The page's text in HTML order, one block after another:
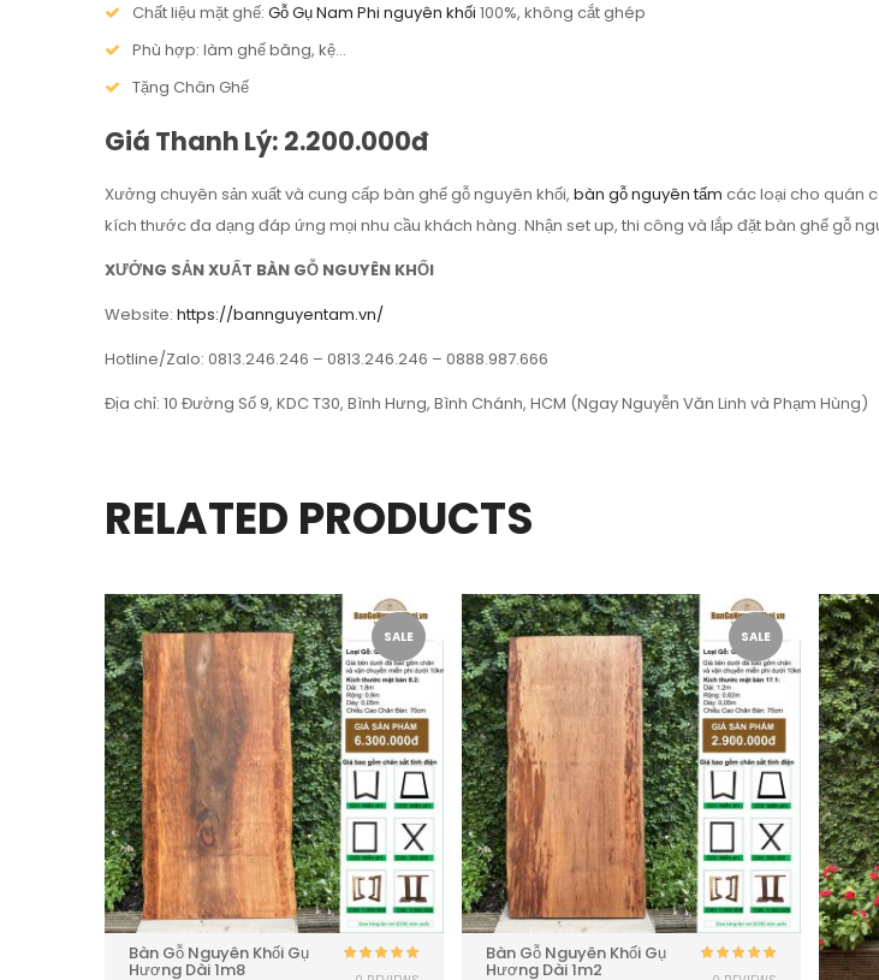
Chất liệu mặt ghế: Gỗ Gụ Nam Phi nguyên khối 100%, không cắt ghép
Phù hợp: làm ghế băng, kệ…
Tặng Chân Ghế
Giá Thanh Lý: 2.200.000đ
Xưởng chuyên sản xuất và cung cấp bàn ghế gỗ nguyên khối, bàn gỗ nguyên tấm các loại cho quán
kích thước đa dạng đáp ứng mọi nhu cầu khách hàng. Nhận set up, thi công và lắp đặt bàn ghế gỗ
XƯỞNG SẢN XUẤT BÀN GỖ NGUYÊN KHỐI
Website: https://bannguyentam.vn/
Hotline/Zalo: 0813.246.246 – 0813.246.246 – 0888.987.666
Địa chỉ: 10 Đường Số 9, KDC T30, Bình Hưng, Bình Chánh, HCM (Ngay Nguyễn Văn Linh và Phạm Hùng)
RELATED PRODUCTS
SALE
Bàn Gỗ Nguyên Khối Gụ
Hương Dài 1m8
Được xếp
SALE
Bàn Gỗ Nguyên Khối Gụ
Hương Dài 1m2
Được xếp